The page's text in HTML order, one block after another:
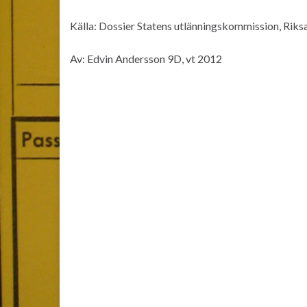
Källa: Dossier Statens utlänningskommission,
Av: Edvin Andersson 9D, vt 2012